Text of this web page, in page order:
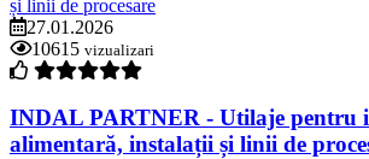
27.01.2026
10615 vizualizari
INDAL PARTNER - Utilaje pentru
alimentară, instalații și linii de